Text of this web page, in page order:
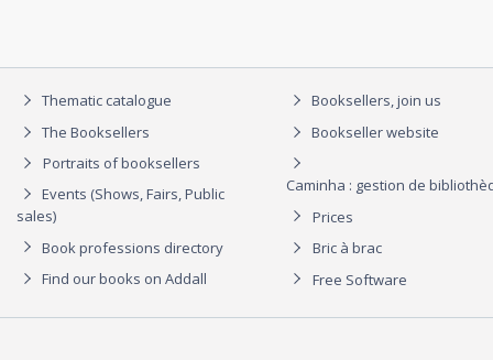
Thematic catalogue
The Booksellers
Portraits of booksellers
Events (Shows, Fairs, Public
sales)
Book professions directory
Find our books on Addall
Booksellers, join us
Bookseller website
Caminha : gestion de
Prices
Bric à brac
Free Software